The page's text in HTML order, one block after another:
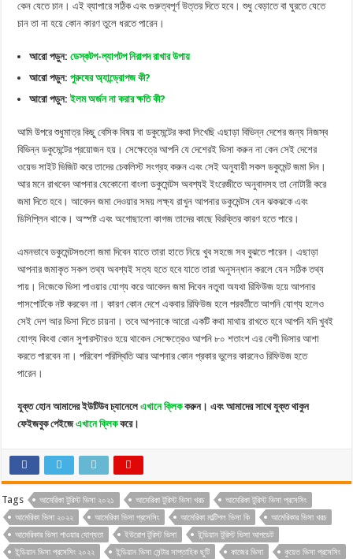
কেন যেতে চান। এই ব্যাপারে সঠিক এবং গুরুত্বপূর্ণ উত্তর দিতে হবে। শুধু বেড়াতে বা ঘুরতে যেতে
চান তা না হয়ে কোন কারণ তুলে ধরতে পারেন।
আরো পড়ুন:ডেস্কটপ-ল্যাপটপ নিরাপদ রাখার উপায়
আরো পড়ুন:পুরুষের অ্যান্ড্রোপজ কী?
আরো পড়ুন:ইলম অর্জন না করার ক্ষতি কী?
আমি উপরে শুধুমাত্র কিছু বেসিক বিষয় বা ডকুমেন্টের কথা লিখেছি এছাড়া বিভিন্ন দেশের জন্য নিজস্ব
বিভিন্ন ডকুমেন্টের প্রয়োজন হয়। সেক্ষেত্রে আপনি যে দেশেরই ভিসা করুন না কেন সেই দেশের
ওয়েভ সাইট ভিজিট করে তাদের চেকলিস্ট সংগ্রহ করুন এবং সেই অনুযায়ী সকল ডকুমেন্ট জমা দিন।
আর মনে রাখবেন আপনার যেকোনো বাংলা ডকুমেন্টস অবশ্যই ইংরেজীতে অনুবাদসহ তা নোটারী করে
জমা দিতে হবে। আবেদন জমা দেওয়ার সময় লক্ষ্য রাখুন আপনার ডকুমেন্টস যেন ঝকঝকে এবং
ডিসিপ্লিন থাকে। অস্পষ্ট এবং অগোছালো কাগজ তাদের কাছে বিরক্তির কারণ হতে পারে।
এমনভাবে ডকুমেন্টসগুলো জমা দিবেন যাতে তারা হাতে নিয়ে খুব সহজে সব বুঝতে পারেন। এছাড়া
আপনার জমাকৃত সকল তথ্য অবশ্যই সত্য হতে হবে যাতে তারা অনুসন্ধান করলে যেন সঠিক তথ্য
পায়। নিজেকে ভিসা পাওয়ার যোগ্য করে আবেদন জমা দিবেন নতুবা অযথা রিফিউজ হয়ে আপনার
পাসপোর্টকে নষ্ট করবেন না। কারণ কোন দেশে একবার রিফিউজ হলে পরবর্তীতে আপনি যোগ্য হলেও
সেই দেশ আর ভিসা দিতে চায়না। তবে আপনাকে আরো একটি কথা মাথায় রাখতে হবে আপনি যদি খুবই
যোগ্য কিংবা কোন সুপারস্টারও হয়ে থাকেন সেক্ষেত্রেও আপনি ৮০ শতাংশ এর বেশী ভিসার আশা
করতে পারবেন না। পরিবেশ পরিস্থিতি আর আপনার কোন প্রকার ভুলের কারনেও রিফিউজ হতে
পারেন।
যুক্ত হোন আমাদের ইউটিউব চ্যানেলেএখানে ক্লিককরুন। এবং আমাদের সাথে যুক্ত থাকুন
ফেইজবুক পেইজেএখানে ক্লিককরে।
Tags আমেরিকা টুরিস্ট ভিসা ২০২১ আমেরিকা টুরিস্ট ভিসা খরচ
আমেরিকা টুরিস্ট ভিসা প্রসেসিং
আমেরিকা ভিসা ২০২২
আমেরিকা ভিসা প্রসেসিং আমেরিকা মাল্টিপল ভিসা কি
আমেরিকার ভিসা খরচ
আমেরিকার ভিসা পাওয়ার যোগ্যতা
ইউরোপ টুরিস্ট ভিসা
ইন্ডিয়ান টুরিস্ট ভিসা আপডেট
ইন্ডিয়ান ভিসা প্রসেসিং ২০২২
ইন্ডিয়ান ভিসা সেন্টার সাপ্তাহিক ছুটি কাজের ভিসা
কুয়েত ভিসা প্রসেসিং